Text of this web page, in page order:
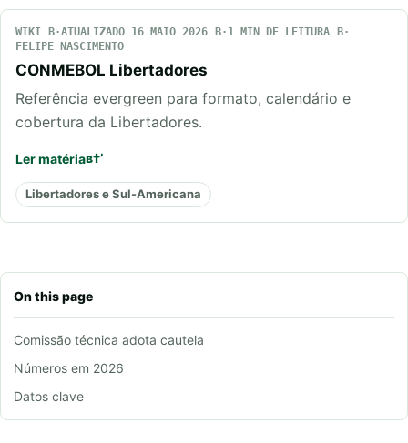
On this page
Comissão técnica adota cautela
Números em 2026
Datos clave
WIKI ATUALIZADO 16 MAIO 2026
1 MIN DE LEITURA
FELIPE NASCIMENTO
CONMEBOL Libertadores
Referência evergreen para formato, calendário e
cobertura da Libertadores.
Ler matéria
Libertadores e Sul-Americana